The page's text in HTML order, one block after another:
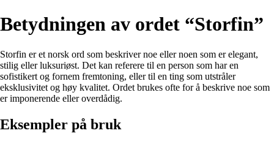
Betydningen av ordet “Storfin”
Storfin er et norsk ord som beskriver noe eller noen som er elegant,
stilig eller luksuriøst. Det kan referere til en person som har en
sofistikert og fornem fremtoning, eller til en ting som utstråler
eksklusivitet og høy kvalitet. Ordet brukes ofte for å beskrive noe som
er imponerende eller overdådig.
Eksempler på bruk